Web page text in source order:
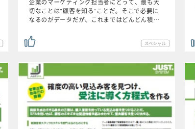
企業のマーケティング担当者にとって、最も大
切なことは"顧客を知る"ことだ。そこで必要に
なるのがデータだが、これまではどんどん積…